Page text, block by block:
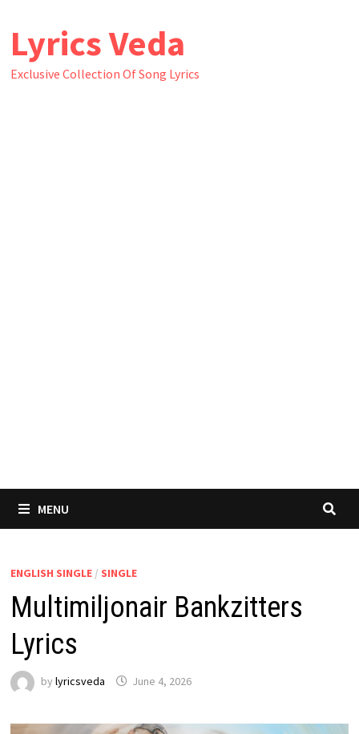
content
Lyrics Veda
Exclusive Collection Of Song Lyrics
MENU
ENGLISH SINGLE/ SINGLE
Multimiljonair Bankzitters
Lyrics
by lyricsveda June 4, 2026